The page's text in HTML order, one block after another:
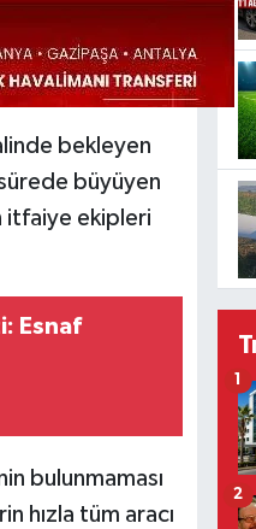
bekleyen
büyüyen
itfaiye ekipleri
Esnaf
bulunmaması
hızla tüm aracı
1
2